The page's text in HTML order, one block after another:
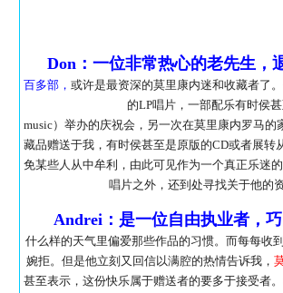
Don：一位非常热心的老先生，
百多部， 或许是最资深的莫里康内迷和收藏者了
的LP唱片，一部配乐有时侯
music）举办的庆祝会，另一次在莫里康内罗马
藏品赠送于我，有时侯甚至是原版的CD或者展
免某些人从中牟利，由此可见作为一个真正乐迷
唱片之外，还到处寻找关于他的
Andrei：是一位自由执业者，巧
什么样的天气里偏爱那些作品的习惯。而每每收
婉拒。但是他立刻又回信以满腔的热情告诉我，
甚至表示，这份快乐属于赠送者的要多于接受者